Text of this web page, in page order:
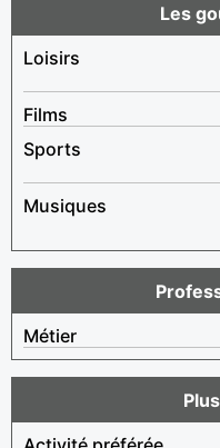
Les
Loisirs
Films
Sports
Musiques
Métier